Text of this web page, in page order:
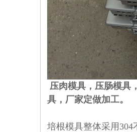
压肉模具，压肠模具
具，厂家定做加工。
培根模具整体采用 304